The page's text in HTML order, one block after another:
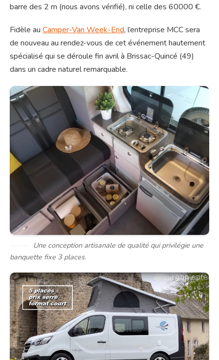
barre des 2 m (nous avons vérifié), ni celle des 60000 €.
Fidèle au Camper-Van Week-End, l’entreprise MCC sera
de nouveau au rendez-vous de cet événement hautement
spécialisé qui se déroule fin avril à Brissac-Quincé (49)
dans un cadre naturel remarquable.
Une conception artisanale de qualité qui privilégie une
banquette fixe 3 places.